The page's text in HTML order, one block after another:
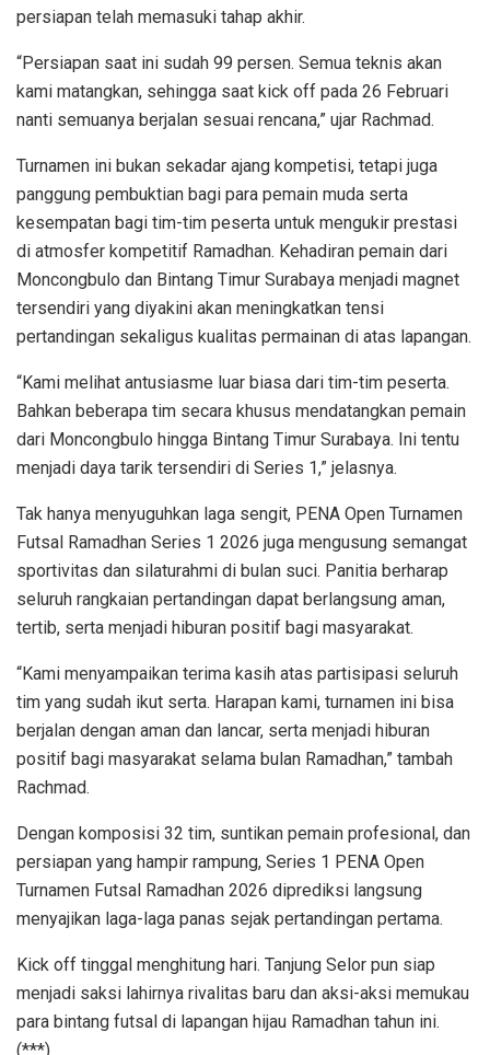
persiapan telah memasuki tahap akhir.
“Persiapan saat ini sudah 99 persen. Semua teknis akan
kami matangkan, sehingga saat kick off pada 26 Februari
nanti semuanya berjalan sesuai rencana,” ujar Rachmad.
Turnamen ini bukan sekadar ajang kompetisi, tetapi juga
panggung pembuktian bagi para pemain muda serta
kesempatan bagi tim-tim peserta untuk mengukir prestasi
di atmosfer kompetitif Ramadhan. Kehadiran pemain dari
Moncongbulo dan Bintang Timur Surabaya menjadi magnet
tersendiri yang diyakini akan meningkatkan tensi
pertandingan sekaligus kualitas permainan di atas lapangan.
“Kami melihat antusiasme luar biasa dari tim-tim peserta.
Bahkan beberapa tim secara khusus mendatangkan pemain
dari Moncongbulo hingga Bintang Timur Surabaya. Ini tentu
menjadi daya tarik tersendiri di Series 1,” jelasnya.
Tak hanya menyuguhkan laga sengit, PENA Open Turnamen
Futsal Ramadhan Series 1 2026 juga mengusung semangat
sportivitas dan silaturahmi di bulan suci. Panitia berharap
seluruh rangkaian pertandingan dapat berlangsung aman,
tertib, serta menjadi hiburan positif bagi masyarakat.
“Kami menyampaikan terima kasih atas partisipasi seluruh
tim yang sudah ikut serta. Harapan kami, turnamen ini bisa
berjalan dengan aman dan lancar, serta menjadi hiburan
positif bagi masyarakat selama bulan Ramadhan,” tambah
Rachmad.
Dengan komposisi 32 tim, suntikan pemain profesional, dan
persiapan yang hampir rampung, Series 1 PENA Open
Turnamen Futsal Ramadhan 2026 diprediksi langsung
menyajikan laga-laga panas sejak pertandingan pertama.
Kick off tinggal menghitung hari. Tanjung Selor pun siap
menjadi saksi lahirnya rivalitas baru dan aksi-aksi memukau
para bintang futsal di lapangan hijau Ramadhan tahun ini.
(***)